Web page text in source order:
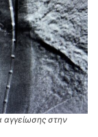
αγγείωσης στην